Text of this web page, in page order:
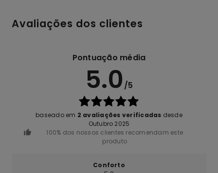
Avaliações dos clientes
Pontuação média
5.0 /5
baseado em 2 avaliações verificadas desde
Outubro 2025
100% dos nossos clientes recomendam este
produto
Conforto